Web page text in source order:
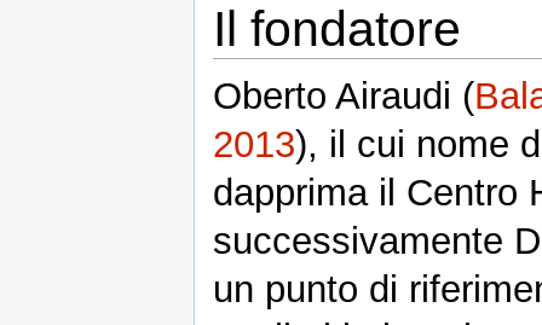
Il fondatore
Oberto Airaudi (
2013), il cui nome
dapprima il Centro
successivamente
un punto di